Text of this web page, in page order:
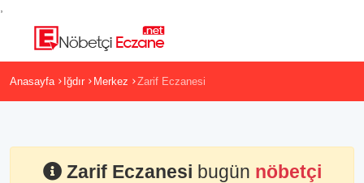
Anasayfa Iğdır Merkez Zarif Eczanesi
Zarif Eczanesi bugün nöbetçi